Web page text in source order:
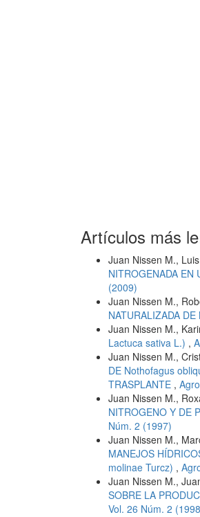
Artículos más
Juan Nissen M.,
NITROGENADA EN
(2009)
Juan Nissen M.,
NATURALIZADA
Juan Nissen M.,
Lactuca sativa L.) ,
Juan Nissen M.,
DE Nothofagus
TRASPLANTE ,
Juan Nissen M.,
NITROGENO Y DE
Núm. 2 (1997)
Juan Nissen M.,
MANEJOS
molinae Turcz) ,
Juan Nissen M.,
SOBRE LA
Vol. 26 Núm. 2